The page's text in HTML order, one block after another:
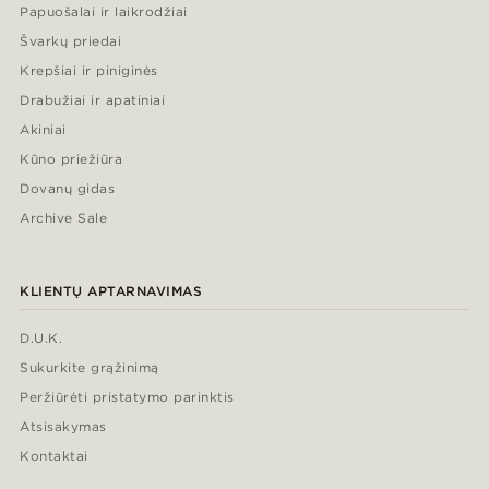
Papuošalai ir laikrodžiai
Švarkų priedai
Krepšiai ir piniginės
Drabužiai ir apatiniai
Akiniai
Kūno priežiūra
Dovanų gidas
Archive Sale
KLIENTŲ APTARNAVIMAS
D.U.K.
Sukurkite grąžinimą
Peržiūrėti pristatymo parinktis
Atsisakymas
Kontaktai